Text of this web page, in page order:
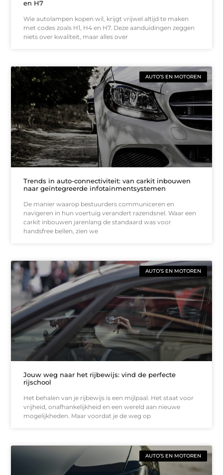
en H7
Wie autolampen kopen wil, krijgt vrijwel altijd te maken
met codes zoals H1, H4 en H7. Deze aanduidingen zeggen
niets over kwaliteit, maar alles over
AUTO’S EN MOTOREN
Trends in auto-connectiviteit: van carkit inbouwen
naar geïntegreerde infotainmentsystemen
De manier waarop bestuurders communiceren en
navigeren in hun voertuig verandert razendsnel. Waar een
carkit inbouwen jarenlang de standaard was voor
handsfree bellen, zien we
AUTO’S EN MOTOREN
Jouw weg naar het rijbewijs: vind de perfecte
rijschool
Het behalen van je rijbewijs is een mijlpaal. Het staat voor
vrijheid, onafhankelijkheid en een wereld aan nieuwe
mogelijkheden. Maar voordat je de weg op
AUTO’S EN MOTOREN